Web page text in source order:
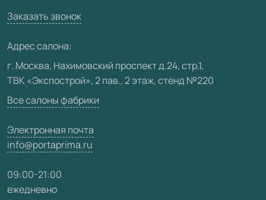
Юридическая информация
Вакансии
Карта сайта
Заказать звонок
Адрес салона:
г. Москва, Нахимовский проспект д.24, стр.1,
ТВК «Экспострой», 2 пав., 2 этаж, стенд №220
Все салоны фабрики
Электронная почта
info@portaprima.ru
09:00-21:00
ежедневно